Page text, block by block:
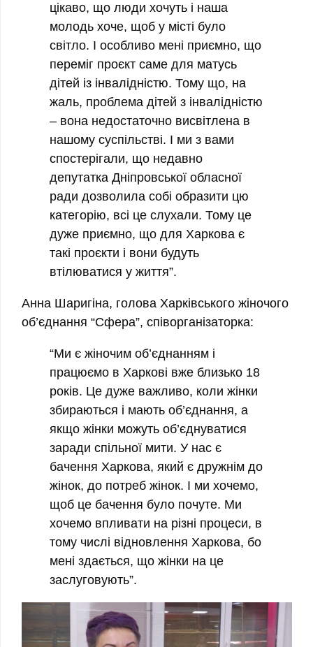
цікаво, що люди хочуть і наша
молодь хоче, щоб у місті було
світло. І особливо мені приємно, що
переміг проєкт саме для матусь
дітей із інвалідністю. Тому що, на
жаль, проблема дітей з інвалідністю
– вона недостаточно висвітлена в
нашому суспільстві. І ми з вами
спостерігали, що недавно
депутатка Дніпровської обласної
ради дозволила собі образити цю
категорію, всі це слухали. Тому це
дуже приємно, що для Харкова є
такі проєкти і вони будуть
втілюватися у життя”.
Анна Шаригіна, голова Харківського жіночого
об’єднання “Сфера”, співорганізаторка:
“Ми є жіночим об’єднанням і
працюємо в Харкові вже близько 18
років. Це дуже важливо, коли жінки
збираються і мають об’єднання, а
якщо жінки можуть об’єднуватися
заради спільної мити. У нас є
бачення Харкова, який є дружнім до
жінок, до потреб жінок. І ми хочемо,
щоб це бачення було почуте. Ми
хочемо впливати на різні процеси, в
тому числі відновлення Харкова, бо
мені здається, що жінки на це
заслуговують”.